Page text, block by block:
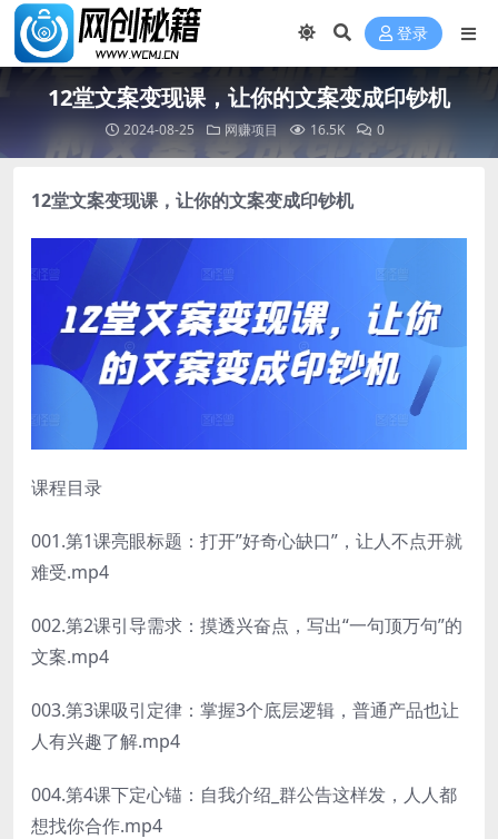
登录
12堂文案变现课，让你的文案变成印钞机
2024-08-25 网赚项目 16.5K 0
12堂文案变现课 ，让你的文案变成印钞机
课程目录
001.第1课亮眼标题：打开”好奇心缺口”，让人不点开就
难受.mp4
002.第2课引导需求：摸透兴奋点，写出“一句顶万句”的
文案.mp4
003.第3课吸引定律：掌握3个底层逻辑，普通产品也让
人有兴趣了解.mp4
004.第4课下定心锚：自我介绍_群公告这样发，人人都
想找你合作.mp4